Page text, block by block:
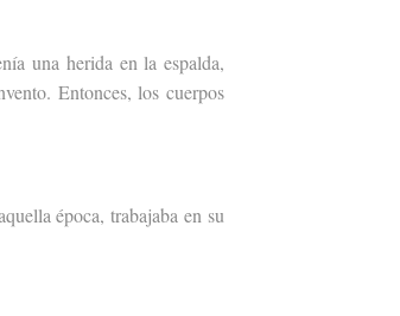
una herida en la espalda,
Entonces, los cuerpos
época, trabajaba en su